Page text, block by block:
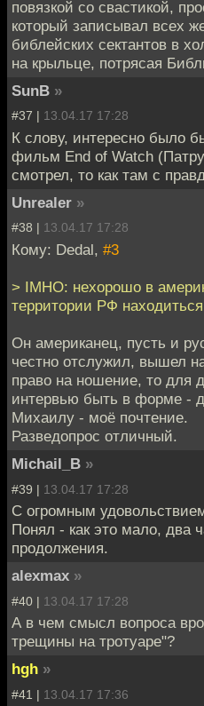
повязкой со свастикой,
который записывал всех
библейских сектантов в
на крыльце, потрясая
SunB »
#37 | 13.04.17 17:28
К слову, интересно было
фильм End of Watch
смотрел, то как там с
Unrealer »
#38 | 13.04.17 17:28
Кому: Dedal, #3
> IMHO: нехорошо в
территории РФ
Он американец, пусть и
честно отслужил, вышел
право на ношение, то для
интервью быть в форме -
Михаилу - моё почтение.
Разведопрос отличный.
Michail_B »
#39 | 13.04.17 17:28
С огромным
Понял - как это мало, два
продолжения.
alexmax »
#40 | 13.04.17 17:28
А в чем смысл вопроса
трещины на тротуаре"?
hgh »
#41 | 13.04.17 17:36